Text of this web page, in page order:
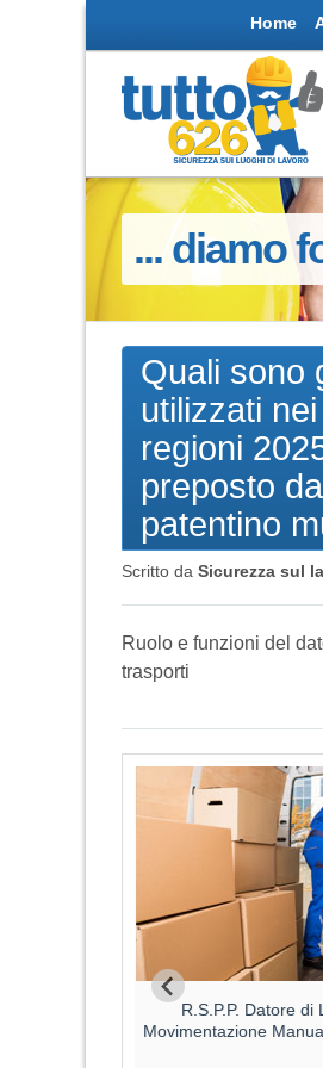
Home
... diamo
Quali sono
utilizzati
regioni
preposto
patentino
Scritto da Sicurezza sul
Ruolo e funzioni del
trasporti
R.S.P.P. Datore di
Movimentazione